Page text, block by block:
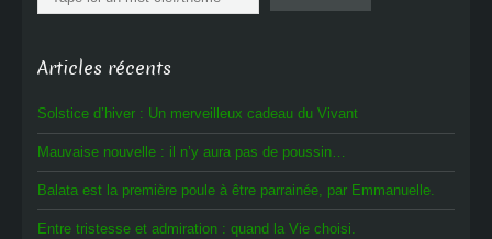
Articles récents
Solstice d’hiver : Un merveilleux cadeau du Vivant
Mauvaise nouvelle : il n’y aura pas de poussin…
Balata est la première poule à être parrainée, par Emmanuelle.
Entre tristesse et admiration : quand la Vie choisi.